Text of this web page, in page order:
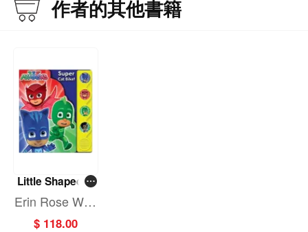
作者的其他書籍
Little Shaped S
ound Book: PJ
Masks
Erin Rose Wag
e
$ 118.00